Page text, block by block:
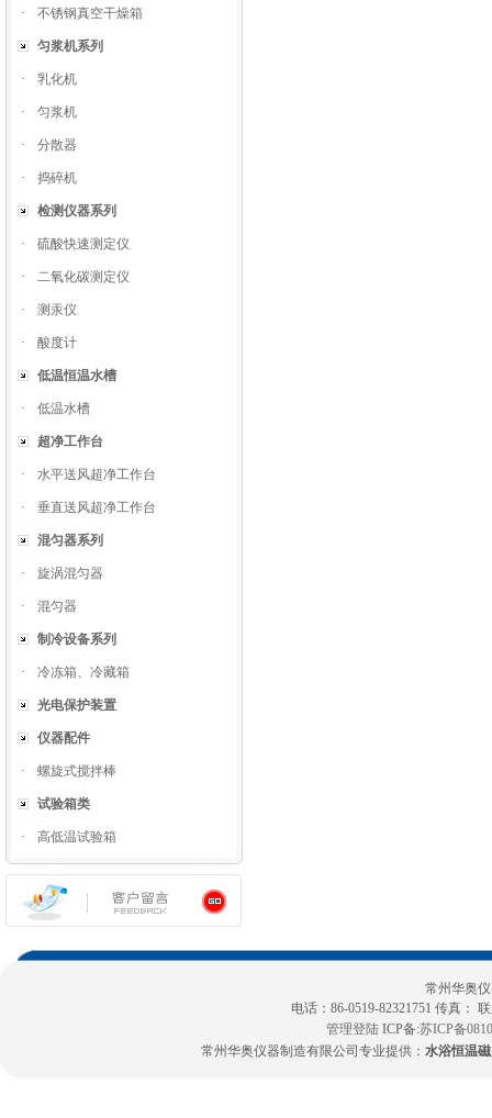
· 不锈钢真空干燥箱
匀浆机系列
· 乳化机
· 匀浆机
· 分散器
· 捣碎机
检测仪器系列
· 硫酸快速测定仪
· 二氧化碳测定仪
· 测汞仪
· 酸度计
低温恒温水槽
· 低温水槽
超净工作台
· 水平送风超净工作台
· 垂直送风超净工作台
混匀器系列
· 旋涡混匀器
· 混匀器
制冷设备系列
· 冷冻箱、冷藏箱
光电保护装置
仪器配件
· 螺旋式搅拌棒
试验箱类
· 高低温试验箱
常州华奥
电话：86-0519-82321751 传真：
管理登陆 ICP备:苏ICP备
常州华奥仪器制造有限公司专业提供： 水浴恒温